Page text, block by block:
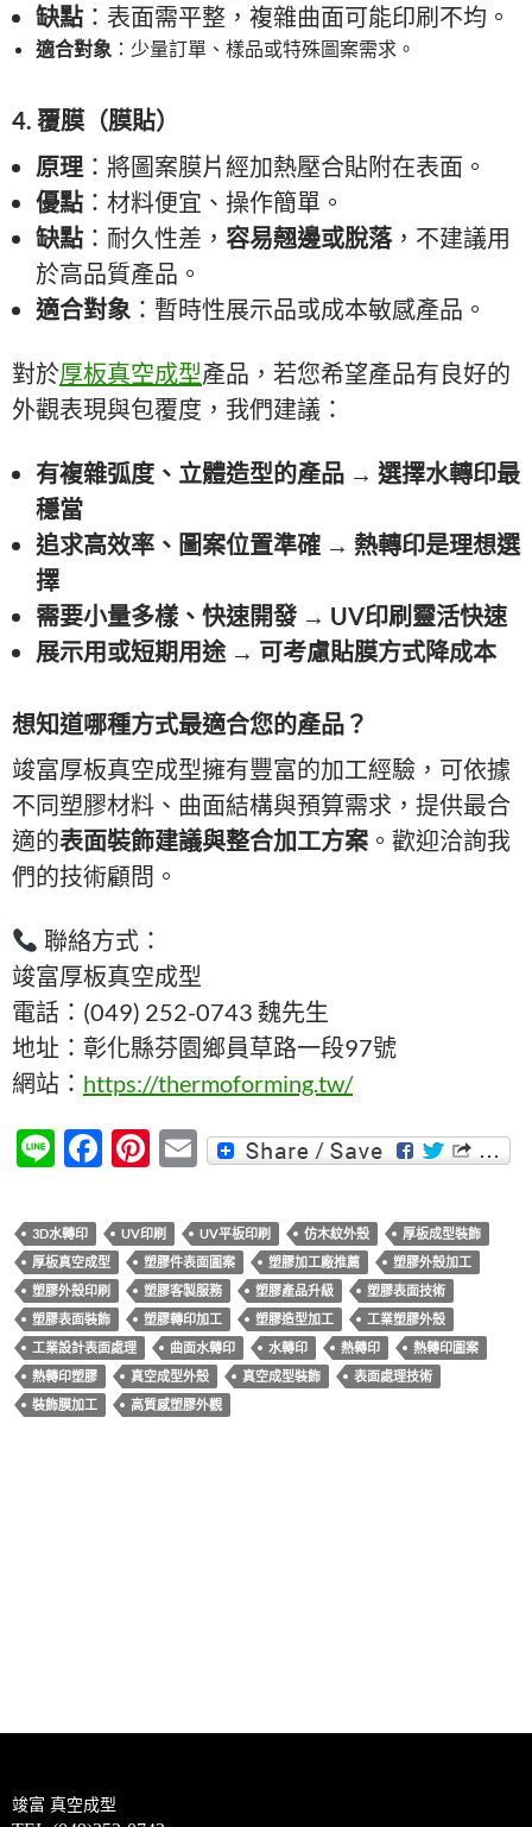
缺點 ：表面需平整，複雜曲面可能印刷不均。
適合對象 ：少量訂單、樣品或特殊圖案需求。
4. 覆膜（膜貼）
原理 ：將圖案膜片經加熱壓合貼附在表面。
優點 ：材料便宜、操作簡單。
缺點 ：耐久性差， 容易翹邊或脫落，不建議用
於高品質產品。
適合對象 ：暫時性展示品或成本敏感產品。
對於厚板真空成型產品，若您希望產品有良好的
外觀表現與包覆度，我們建議：
有複雜弧度、立體造型的產品 → 選擇水轉印最
穩當
追求高效率、圖案位置準確 → 熱轉印是理想選
擇
需要小量多樣、快速開發 → UV印刷靈活快速
展示用或短期用途 → 可考慮貼膜方式降成本
想知道哪種方式最適合您的產品？
竣富厚板真空成型擁有豐富的加工經驗，可依據
不同塑膠材料、曲面結構與預算需求，提供最合
適的表面裝飾建議與整合加工方案 。歡迎洽詢我
們的技術顧問。
聯絡方式：
竣富厚板真空成型
電話：(049) 252-0743 魏先生
地址：彰化縣芬園鄉員草路一段97號
網站： https://thermoforming.tw/
Li
e
F
e
b
o
o
k
Pi
er
es
t
E
ail
3D水轉印 UV印刷 UV平板印刷 仿木紋外殼
厚板成型裝飾
厚板真空成型
塑膠件表面圖案 塑膠加工廠推薦
塑膠外殼加工
塑膠外殼印刷
塑膠客製服務 塑膠產品升級
塑膠表面技術
塑膠表面裝飾
塑膠轉印加工 塑膠造型加工
工業塑膠外殼
工業設計表面處理
曲面水轉印 水轉印 熱轉印
熱轉印圖案
熱轉印塑膠
真空成型外殼 真空成型裝飾
表面處理技術
裝飾膜加工
高質感塑膠外觀
竣富 真空成型